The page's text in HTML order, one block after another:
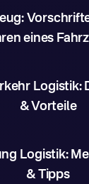
eines
Logistik:
& Vorteile
Logistik:
& Tipps